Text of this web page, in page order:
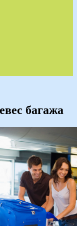
багажа